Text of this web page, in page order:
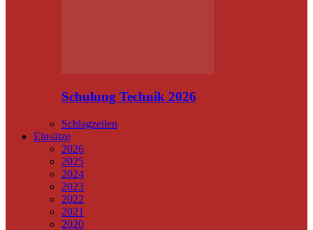
Schulung Technik 2026
Schlagzeilen
Einsätze
2026
2025
2024
2023
2022
2021
2020